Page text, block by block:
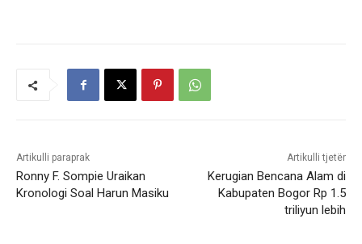
Artikulli paraprak
Ronny F. Sompie Uraikan
Kronologi Soal Harun Masiku
Artikulli tjetër
Kerugian Bencana Alam di
Kabupaten Bogor Rp 1.5
triliyun lebih